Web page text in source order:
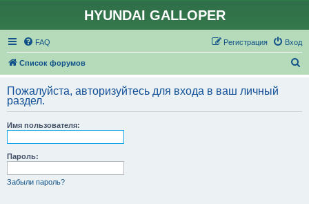
HYUNDAI GALLOPER
FAQ Вход
Регистрация
Список форумов
с
Пожалуйста, авторизуйтесь для входа в ваш личный
раздел.
Имя пользователя:
Пароль:
Забыли пароль?